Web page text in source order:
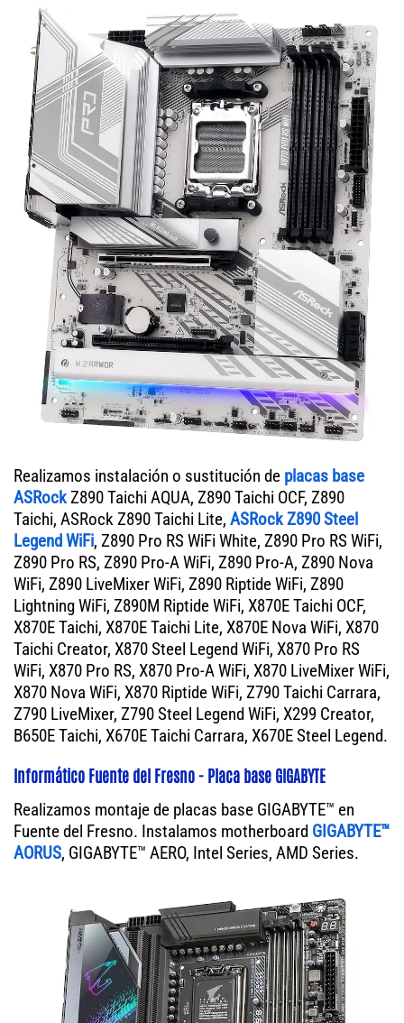
Realizamos instalación o sustitución de placas base
ASRockZ890 Taichi AQUA, Z890 Taichi OCF, Z890
Taichi, ASRock Z890 Taichi Lite, ASRock Z890 Steel
Legend WiFi, Z890 Pro RS WiFi White, Z890 Pro RS WiFi,
Z890 Pro RS, Z890 Pro-A WiFi, Z890 Pro-A, Z890 Nova
WiFi, Z890 LiveMixer WiFi, Z890 Riptide WiFi, Z890
Lightning WiFi, Z890M Riptide WiFi, X870E Taichi OCF,
X870E Taichi, X870E Taichi Lite, X870E Nova WiFi, X870
Taichi Creator, X870 Steel Legend WiFi, X870 Pro RS
WiFi, X870 Pro RS, X870 Pro-A WiFi, X870 LiveMixer WiFi,
X870 Nova WiFi, X870 Riptide WiFi, Z790 Taichi Carrara,
Z790 LiveMixer, Z790 Steel Legend WiFi, X299 Creator,
B650E Taichi, X670E Taichi Carrara, X670E Steel Legend.
Informático Fuente del Fresno - Placa base GIGABYTE
Realizamos montaje de placas base GIGABYTE™ en
Fuente del Fresno. Instalamos motherboard GIGABYTE™
AORUS, GIGABYTE™ AERO, Intel Series, AMD Series.